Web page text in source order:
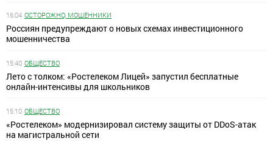
16:04 ОСТОРОЖНО, МОШЕННИКИ
Россиян предупреждают о новых схемах инвестиционного
мошенничества
15:40 ОБЩЕСТВО
Лето с толком: «Ростелеком Лицей» запустил бесплатные
онлайн-интенсивы для школьников
15:10 ОБЩЕСТВО
«Ростелеком» модернизировал систему защиты от DDoS-атак
на магистральной сети